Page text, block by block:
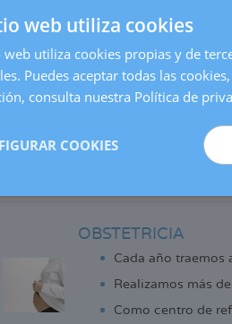
centro deBarcelona , es una
con todos los servicios
En Dexeus Mujer queremos estar
Sabadell, Manresa, Reus y
medicina de la reproducción que
OBSTETRICIA
Cada año traemos
Realizamos más
Como centro de
web utiliza cookies
web utiliza cookies propias y de
Puedes aceptar todas las
consulta nuestra Política de
COOKIES